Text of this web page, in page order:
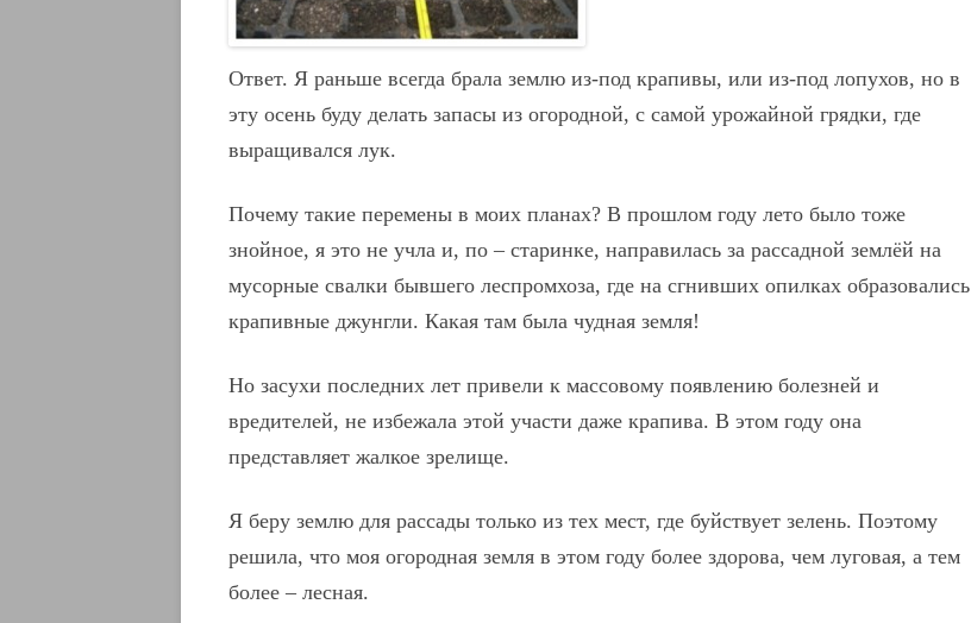
Ответ. Я раньше всегда брала землю из-под крапивы, или из-под лопухов, но в
эту осень буду делать запасы из огородной, с самой урожайной грядки, где
выращивался лук.
Почему такие перемены в моих планах? В прошлом году лето было тоже
знойное, я это не учла и, по – старинке, направилась за рассадной землёй на
мусорные свалки бывшего леспромхоза, где на сгнивших опилках образовались
крапивные джунгли. Какая там была чудная земля!
Но засухи последних лет привели к массовому появлению болезней и
вредителей, не избежала этой участи даже крапива. В этом году она
представляет жалкое зрелище.
Я беру землю для рассады только из тех мест, где буйствует зелень. Поэтому
решила, что моя огородная земля в этом году более здорова, чем луговая, а тем
более – лесная.